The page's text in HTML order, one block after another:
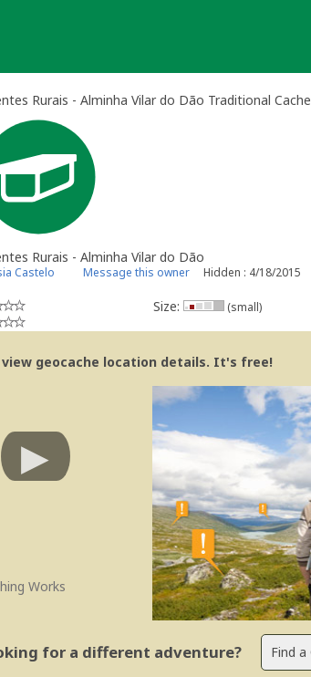
Rurais - Alminha Vilar do Dão Traditional Cache
Rurais - Alminha Vilar do Dão
Castelo Message this owner Hidden : 4/18/2015
Size: (small)
view geocache location details. It's free!
Works
for a different adventure?